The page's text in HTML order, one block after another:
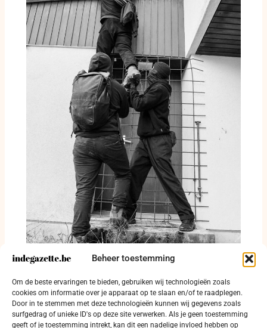
Beheer toestemming
Om de beste ervaringen te bieden, gebruiken wij technologieën zoals
cookies om informatie over je apparaat op te slaan en/of te raadplegen.
Door in te stemmen met deze technologieën kunnen wij gegevens zoals
surfgedrag of unieke ID's op deze site verwerken. Als je geen toestemming
geeft of je toestemming intrekt, kan dit een nadelige invloed hebben op
Alcohol, drugs en woninginbraken in
politiezone Kouter
30 juli 2026